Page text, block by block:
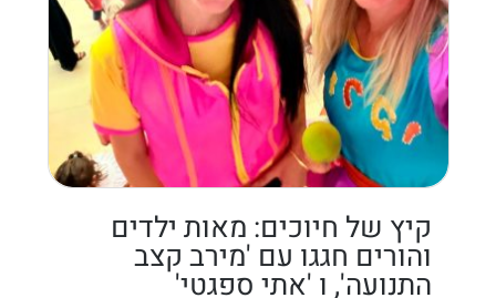
קיץ של חיוכים: מאות ילדים
והורים חגגו עם 'מירב קצב
התנועה', ו 'אתי ספגטי'